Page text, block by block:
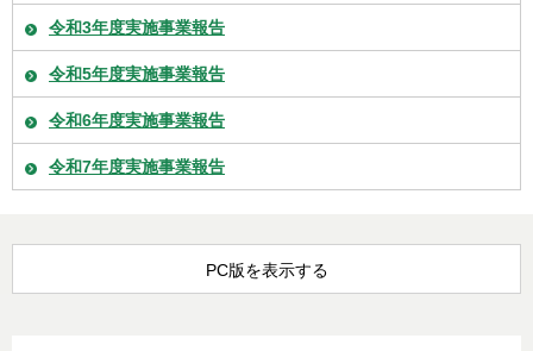
令和3年度実施事業報告
令和5年度実施事業報告
令和6年度実施事業報告
令和7年度実施事業報告
PC版を表示する